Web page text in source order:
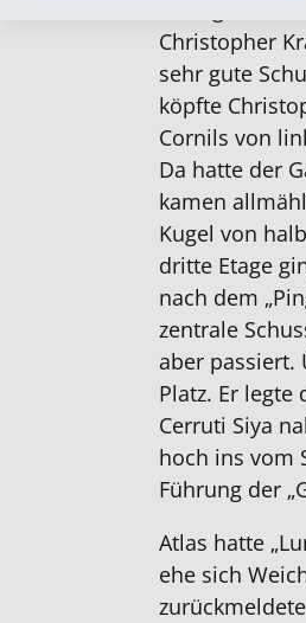
Platz
Christopher
sehr gute
köpfte
Cornils von
Da hatte der
kamen
Kugel von
dritte Etage
nach dem
zentrale
aber passiert.
Platz. Er legte
Cerruti Siya
hoch ins vom
Führung der
Atlas hatte
ehe sich